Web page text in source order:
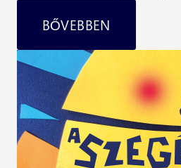
BŐVEBBEN